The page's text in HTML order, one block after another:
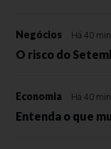
Negócios Há 40
O risco do
Economia Há 40
Entenda o que